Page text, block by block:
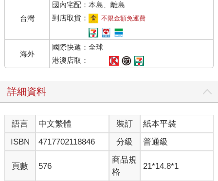
台灣
國內宅配：本島、離島
到店取貨：
不限金額免運費
海外
國際快遞：全球
港澳店取：
詳細資料
語言 中文繁體 裝訂
紙本平裝
ISBN
4717702118846 分級 普通級
頁數 576
商品規
格
21*14.8*1